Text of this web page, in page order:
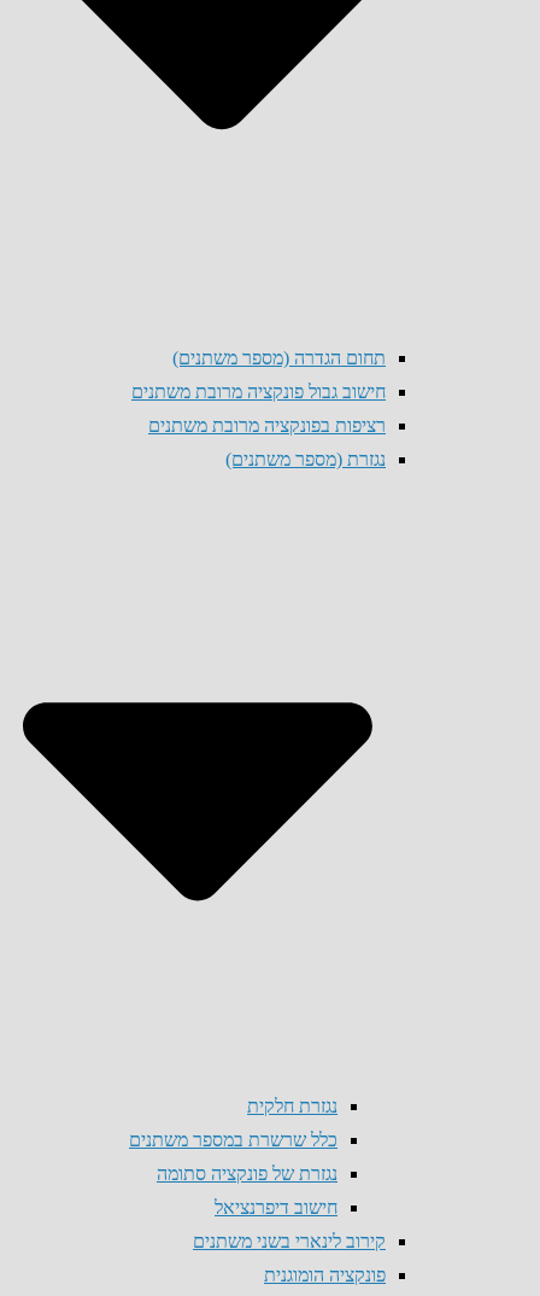
תחום הגדרה (מספר משתנים)
חישוב גבול פונקציה מרובת משתנים
רציפות בפונקציה מרובת משתנים
נגזרת (מספר משתנים)
נגזרת חלקית
כלל שרשרת במספר משתנים
נגזרת של פונקציה סתומה
חישוב דיפרנציאל
קירוב לינארי בשני משתנים
פונקציה הומוגנית